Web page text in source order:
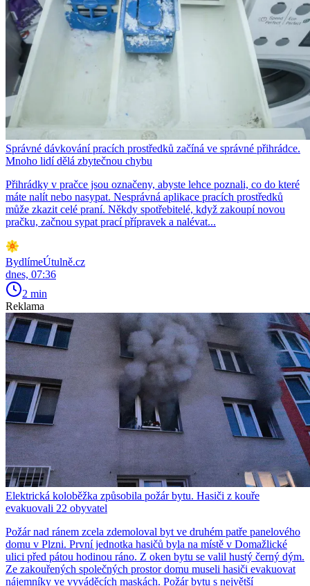
Správné dávkování pracích prostředků začíná ve správné přihrádce.
Mnoho lidí dělá zbytečnou chybu
Přihrádky v pračce jsou označeny, abyste lehce poznali, co do které
máte nalít nebo nasypat. Nesprávná aplikace pracích prostředků
může zkazit celé praní. Někdy spotřebitelé, když zakoupí novou
pračku, začnou sypat prací přípravek a nalévat...
BydlímeÚtulně.cz
dnes, 07:36
2 min
Reklama
Elektrická koloběžka způsobila požár bytu. Hasiči z kouře
evakuovali 22 obyvatel
Požár nad ránem zcela zdemoloval byt ve druhém patře panelového
domu v Plzni. První jednotka hasičů byla na místě v Domažlické
ulici před pátou hodinou ráno. Z oken bytu se valil hustý černý dým.
Ze zakouřených společných prostor domu museli hasiči evakuovat
nájemníky ve vyváděcích maskách. Požár bytu s největší